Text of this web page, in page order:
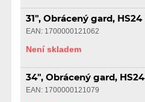
31", Obrácený gard, HS24
EAN: 1700000121062
Není skladem
34", Obrácený gard, HS24
EAN: 1700000121079